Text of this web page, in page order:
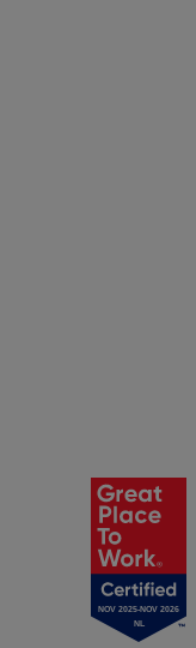
NOV 2025-NOV 2026
NL